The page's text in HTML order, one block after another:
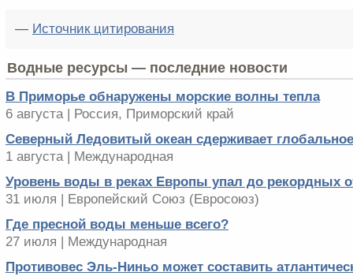
— Источник цитирования
Водные ресурсы — последние новости
В Приморье обнаружены морские волны тепла
6 августа | Россия, Приморский край
Северный Ледовитый океан сдерживает
1 августа | Международная
Уровень воды в реках Европы упал до рекордных
31 июля | Европейский Cоюз (Евросоюз)
Где пресной воды меньше всего?
27 июля | Международная
Противовес Эль-Ниньо может составить